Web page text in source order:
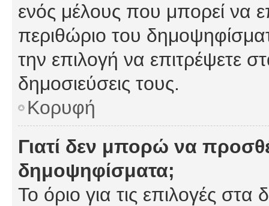
ενός μέλους που μπορεί να
περιθώριο του
την επιλογή να επιτρέψετε
δημοσιεύσεις τους.
Κορυφή
Γιατί δεν μπορώ να
δημοψηφίσματα;
Το όριο για τις επιλογές